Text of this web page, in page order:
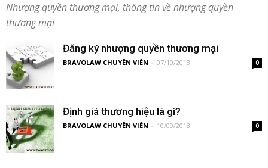
Nhượng quyền thương mại, thông tin về nhượng quyền
thương mại
Đăng ký nhượng quyền thương mại
BRAVOLAW CHUYÊN VIÊN - 07/10/2013 0
Định giá thương hiệu là gì?
BRAVOLAW CHUYÊN VIÊN - 10/09/2013 0